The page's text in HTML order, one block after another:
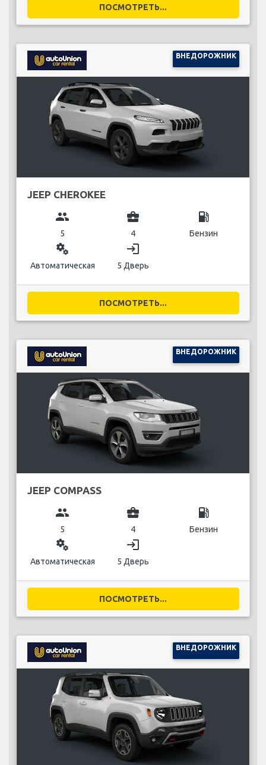
ПОСМОТРЕТЬ...
ВНЕДОРОЖНИК
JEEP CHEROKEE
group
5
business_center
4
local_gas_station
Бензин
miscellaneous_services
Автоматическая
login
5 Дверь
ПОСМОТРЕТЬ...
ВНЕДОРОЖНИК
JEEP COMPASS
group
5
business_center
4
local_gas_station
Бензин
miscellaneous_services
Автоматическая
login
5 Дверь
ПОСМОТРЕТЬ...
ВНЕДОРОЖНИК